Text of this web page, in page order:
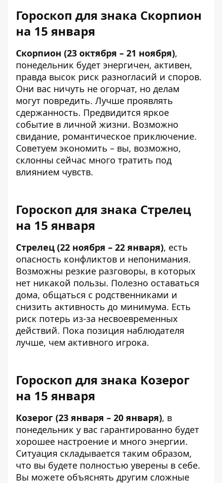
Гороскоп для знака Скорпион
на 15 января
Скорпион (23 октября – 21 ноября),
понедельник будет энергичен, активен,
правда высок риск разногласий и споров.
Они вас ничуть не огорчат, но делам
могут повредить. Лучше проявлять
сдержанность. Предвидится яркое
событие в личной жизни. Возможно
свидание, романтическое приключение.
Советуем экономить – вы, возможно,
склонны сейчас много тратить под
влиянием чувств.
Гороскоп для знака Стрелец
на 15 января
Стрелец (22 ноября – 22 января), есть
опасность конфликтов и непонимания.
Возможны резкие разговоры, в которых
нет никакой пользы. Полезно оставаться
дома, общаться с родственниками и
снизить активность до минимума. Есть
риск потерь из-за несвоевременных
действий. Пока позиция наблюдателя
лучше, чем активного игрока.
Гороскоп для знака Козерог
на 15 января
Козерог (23 января – 20 января), в
понедельник у вас гарантированно будет
хорошее настроение и много энергии.
Ситуация складывается таким образом,
что вы будете полностью уверены в себе.
Вы можете объяснять другим сложные